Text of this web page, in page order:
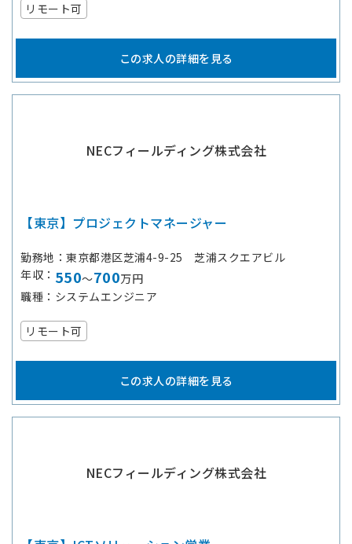
リモート可
この求人の詳細を見る
NECフィールディング株式会社
【東京】プロジェクトマネージャー
勤務地
東京都港区芝浦4-9-25 芝浦スクエアビル
年収
550～700万円
職種
システムエンジニア
リモート可
この求人の詳細を見る
NECフィールディング株式会社